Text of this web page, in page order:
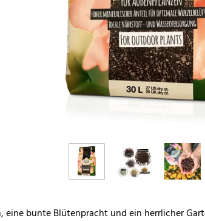
eine bunte Blütenpracht und ein herrlicher